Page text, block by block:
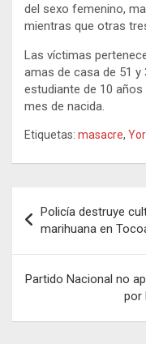
del sexo femenino,
mientras que otras
Las víctimas
amas de casa de 51
estudiante de 10
mes de nacida.
Etiquetas: masacre,
de
entradas
Policía destruye
marihuana en
Partido Nacional no
por